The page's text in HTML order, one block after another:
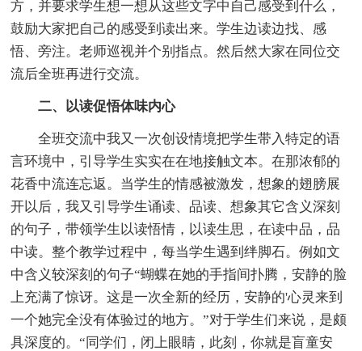
方，并要求学生想一想从这些文字中自己感受到什么，
鼓励大家把自己的感受到读出来。学生边读边找、感
悟、旁注。老师巡视并个别指点。然后然大家在同位交
流后全班再进行交流。
二、以读促悟体味内心
全班交流中我又一次创设情境把学生带入特定的语
言环境中，引导学生实实在在地接触文本。在那浓郁的
花香中流连忘返。当学生的情感被激发，想象的翅膀展
开以后，我又引导学生诵读、品读、想象其它含义深刻
的句子，带领学生以读悟情，以读生思，在读中品，品
中读。整个教学过程中，每当学生遇到绊脚石。例如文
中含义较深刻的句子“蝴蝶在她的手指间扑腾，安静的脸
上充满了惊讶。这是一次全新的经历，安静的'心灵来到
一个她完全没有体验过的地方。”对于学生们来说，是颇
具深度的。“同学们，闭上眼睛，此刻，你就是盲童安